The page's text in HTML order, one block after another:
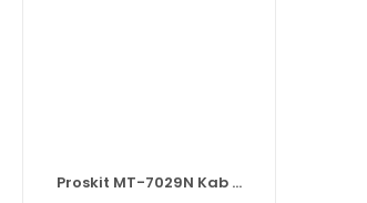
Proskit MT-7029N Kab ...